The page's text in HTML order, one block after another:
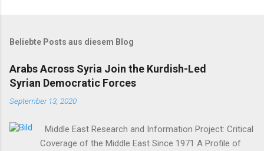
Beliebte Posts aus diesem Blog
Arabs Across Syria Join the Kurdish-Led
Syrian Democratic Forces
September 13, 2020
Middle East Research and Information Project: Critical
Coverage of the Middle East Since 1971 A Profile of